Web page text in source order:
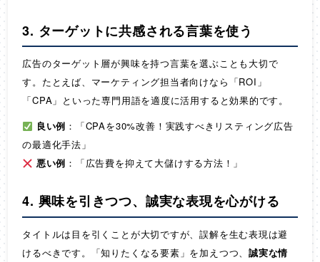
3. ターゲットに共感される言葉を使う
広告のターゲット層が興味を持つ言葉を選ぶことも大切で
す。たとえば、マーケティング担当者向けなら「ROI」
「CPA」といった専門用語を適度に活用すると効果的です。
良い例 ：「CPAを30%改善！実践すべきリスティング広告
の最適化手法」
悪い例 ：「広告費を抑えて大儲けする方法！」
4. 興味を引きつつ、誠実な表現を心がける
タイトルは目を引くことが大切ですが、誤解を生む表現は避
けるべきです。「知りたくなる要素」を加えつつ、誠実な情